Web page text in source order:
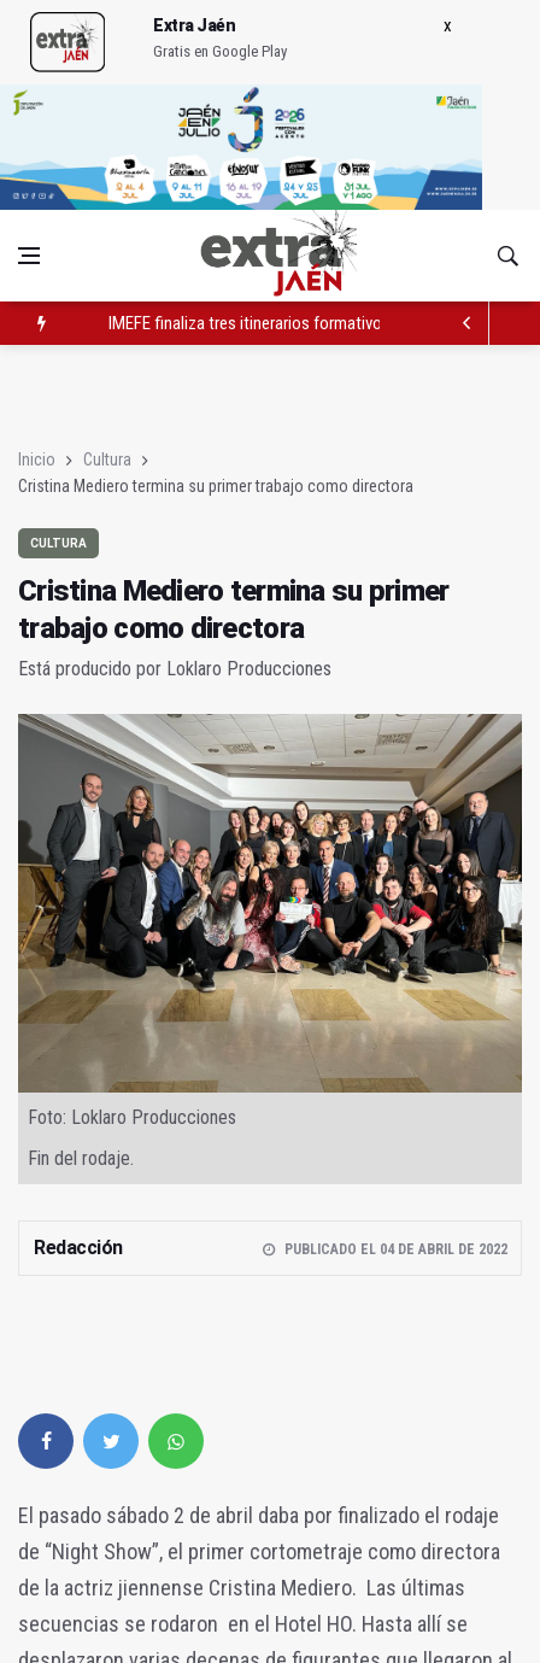
Extra Jaén
Gratis en Google Play
IMEFE finaliza tres itinerarios formativos de Edificación y
Inicio
Cultura
Cristina Mediero termina su primer trabajo como directora
CULTURA
Cristina Mediero termina su primer
trabajo como directora
Está producido por Loklaro Producciones
Foto: Loklaro Producciones
Fin del rodaje.
Redacción PUBLICADO EL 04 DE ABRIL DE 2022
El pasado sábado 2 de abril daba por finalizado el rodaje
de “Night Show”, el primer cortometraje como directora
de la actriz jiennense Cristina Mediero. Las últimas
secuencias se rodaron en el Hotel HO. Hasta allí se